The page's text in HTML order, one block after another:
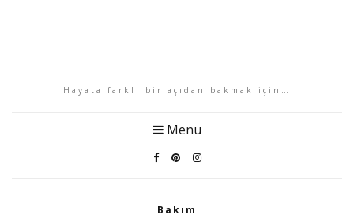
Hayata farklı bir açıdan bakmak için…
Menu
Bakım